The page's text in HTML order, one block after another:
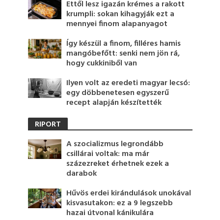
Ettől lesz igazán krémes a rakott
krumpli: sokan kihagyják ezt a
mennyei finom alapanyagot
Így készül a finom, filléres hamis
mangóbefőtt: senki nem jön rá,
hogy cukkiniből van
Ilyen volt az eredeti magyar lecsó:
egy döbbenetesen egyszerű
recept alapján készítették
RIPORT
A szocializmus legrondább
csillárai voltak: ma már
százezreket érhetnek ezek a
darabok
Hűvös erdei kirándulások unokával
kisvasutakon: ez a 9 legszebb
hazai útvonal kánikulára